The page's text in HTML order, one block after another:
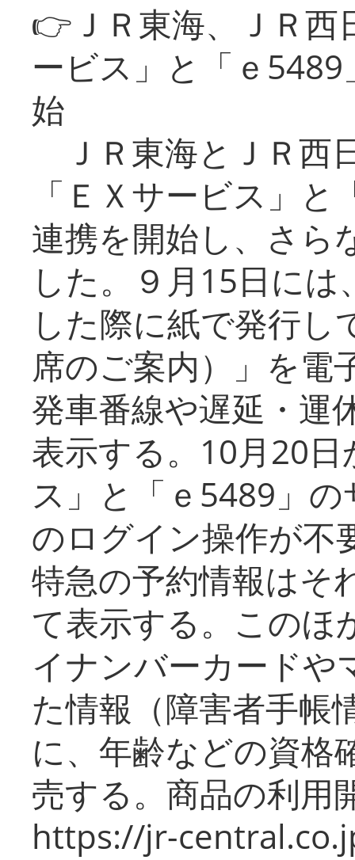
👉ＪＲ東海、ＪＲ
ービス」と「ｅ
始
ＪＲ東海とＪＲ西
「ＥＸサービス」
連携を開始し、さら
した。９月15日に
した際に紙で発行し
席のご案内）」を電
発車番線や遅延・運
表示する。10月20
ス」と「ｅ5489」
のログイン操作が不
特急の予約情報はそ
て表示する。このほ
イナンバーカードや
た情報（障害者手帳
に、年齢などの資格
売する。商品の利用
https://jr-